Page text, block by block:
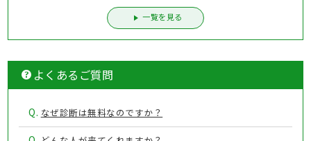
一覧を見る
よくあるご質問
Q. なぜ診断は無料なのですか？